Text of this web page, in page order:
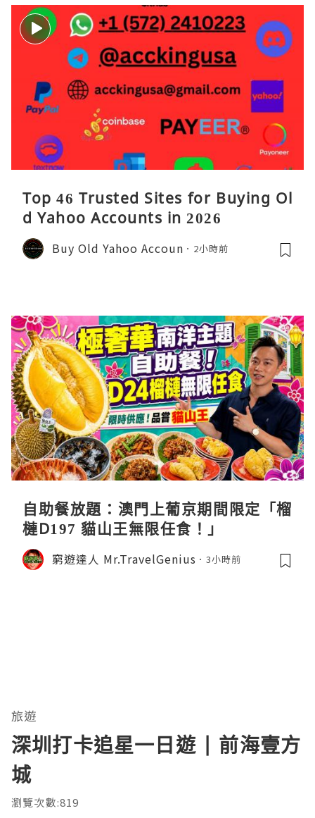
Top 46 Trusted Sites for Buying Ol
d Yahoo Accounts in 2026
Buy Old Yahoo Accoun 2小時前
自助餐放題：澳門上葡京期間限定「榴
槤D197 貓山王無限任食！」
窮遊達人 Mr.TravelGenius 3小時前
旅遊
深圳打卡追星一日遊 | 前海壹方
城
瀏覽次數:819